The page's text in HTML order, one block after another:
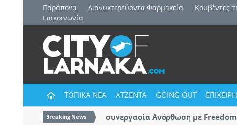
Παράπονα Διανυκτερεύοντα Φαρμακεία Kουβέντες
Επικοινωνία
ΤΟΠΙΚΑ ΝΕΑ ΑΤΖΕΝΤΑ GOING OUT
Breaking News
Και επίσημα η συνεργασία Ανόρθωση με Freedom24